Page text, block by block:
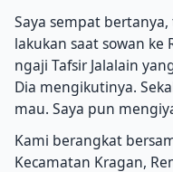
Saya sempat
lakukan saat sowan ke
ngaji Tafsir Jalalain
Dia mengikutinya.
mau. Saya pun
Kami berangkat
Kecamatan Kragan,